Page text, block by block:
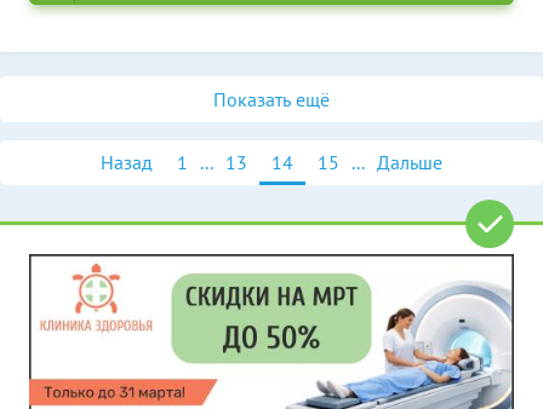
Показать ещё
Назад 1 ... 13 14 15 ... Дальше